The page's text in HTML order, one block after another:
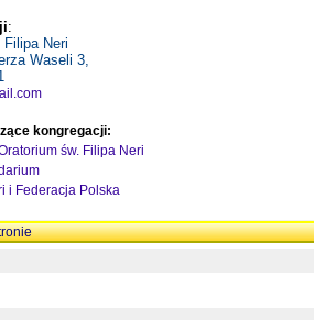
:
Filipa Neri
Waseli 3,
kongregacji:
św. Filipa Neri
i Federacja Polska